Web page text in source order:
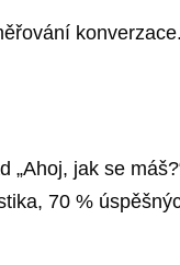
jak se
70 %